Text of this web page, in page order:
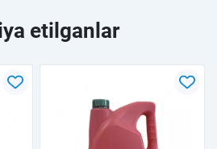
etilganlar